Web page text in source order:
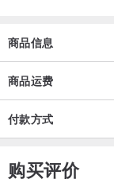
商品信息
商品运费
付款方式
购买评价